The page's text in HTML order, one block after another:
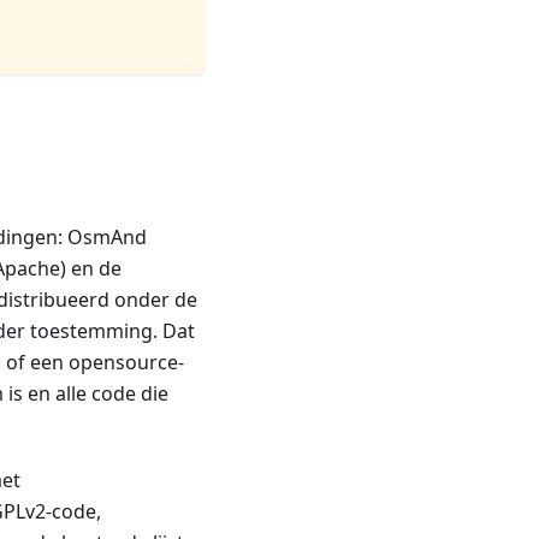
OsmAnd
en de
onder de
toestemming. Dat
een opensource-
en alle code die
code,